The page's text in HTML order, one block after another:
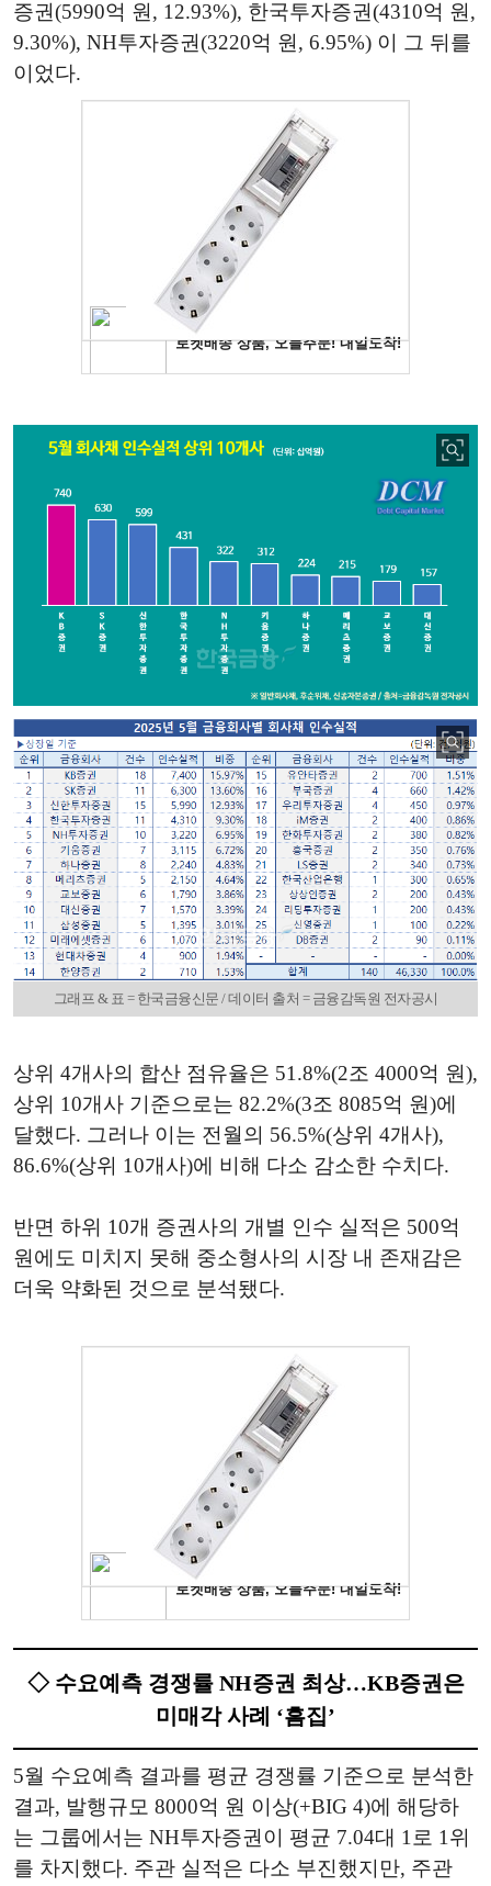
증권(5990억 원, 12.93%), 한국투자증권(4310억 원,
9.30%), NH투자증권(3220억 원, 6.95%) 이 그 뒤를
이었다.
그래프 & 표 = 한국금융신문 / 데이터 출처 = 금융감독원 전자공시
상위 4개사의 합산 점유율은 51.8%(2조 4000억 원),
상위 10개사 기준으로는 82.2%(3조 8085억 원)에
달했다. 그러나 이는 전월의 56.5%(상위 4개사),
86.6%(상위 10개사)에 비해 다소 감소한 수치다.
반면 하위 10개 증권사의 개별 인수 실적은 500억
원에도 미치지 못해 중소형사의 시장 내 존재감은
더욱 약화된 것으로 분석됐다.
◇ 수요예측 경쟁률 NH증권 최상…KB증권은
미매각 사례 ‘흠집’
5월 수요예측 결과를 평균 경쟁률 기준으로 분석한
결과, 발행규모 8000억 원 이상(+BIG 4)에 해당하
는 그룹에서는 NH투자증권이 평균 7.04대 1로 1위
를 차지했다. 주관 실적은 다소 부진했지만, 주관